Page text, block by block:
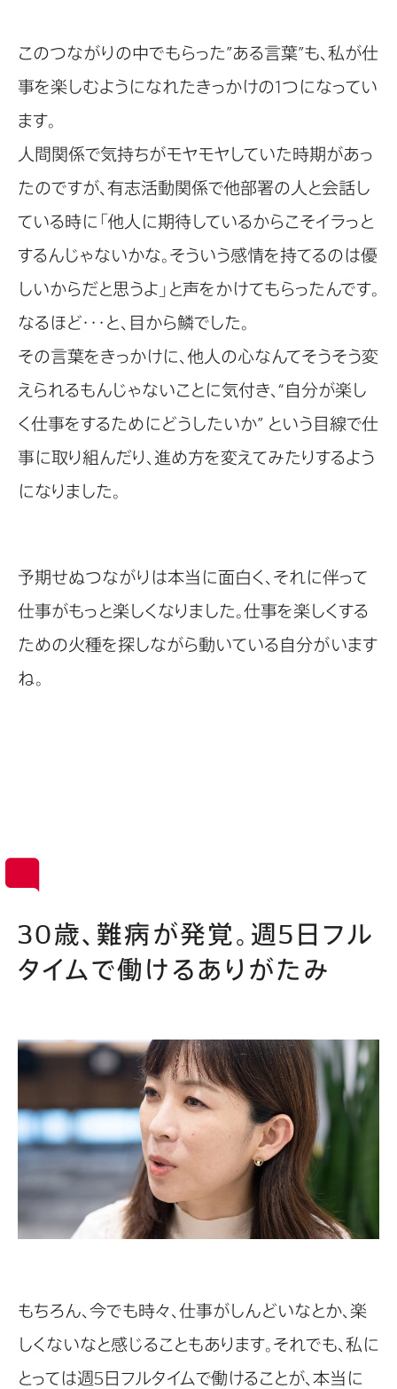
このつながりの中でもらった”ある言葉”も、私が仕
事を楽しむようになれたきっかけの1つになってい
ます。
人間関係で気持ちがモヤモヤしていた時期があっ
たのですが、有志活動関係で他部署の人と会話し
ている時に「他人に期待しているからこそイラっと
するんじゃないかな。そういう感情を持てるのは優
しいからだと思うよ」と声をかけてもらったんです。
なるほど・・・と、目から鱗でした。
その言葉をきっかけに、他人の心なんてそうそう変
えられるもんじゃないことに気付き、“自分が楽し
く仕事をするためにどうしたいか” という目線で仕
事に取り組んだり、進め方を変えてみたりするよう
になりました。
予期せぬつながりは本当に面白く、それに伴って
仕事がもっと楽しくなりました。仕事を楽しくする
ための火種を探しながら動いている自分がいます
ね。
30歳、難病が発覚。週5日フル
タイムで働けるありがたみ
もちろん、今でも時々、仕事がしんどいなとか、楽
しくないなと感じることもあります。それでも、私に
とっては週5日フルタイムで働けることが、本当に